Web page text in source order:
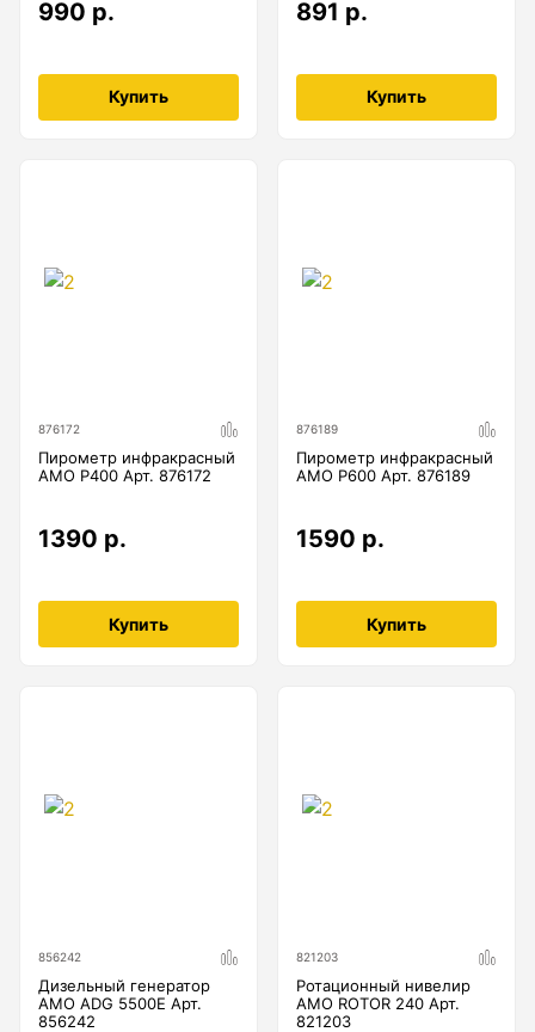
990 р.
Купить
891 р.
Купить
876172
Пирометр инфракрасный
AMO P400 Арт. 876172
1390 р.
Купить
876189
Пирометр инфракрасный
AMO P600 Арт. 876189
1590 р.
Купить
856242
Дизельный генератор
AMO ADG 5500E Арт.
856242
821203
Ротационный нивелир
AMO ROTOR 240 Арт.
821203